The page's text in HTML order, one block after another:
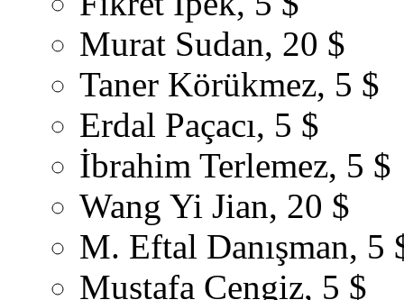
Murat Sudan, 20 $
Taner Körükmez, 5 $
Erdal Paçacı, 5 $
İbrahim Terlemez, 5 $
Wang Yi Jian, 20 $
M. Eftal Danışman, 5
Mustafa Cengiz, 5 $